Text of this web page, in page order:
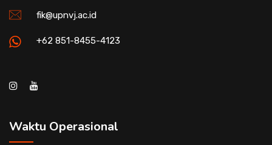
fik@upnvj.ac.id
+62 851-8455-4123
Waktu Operasional